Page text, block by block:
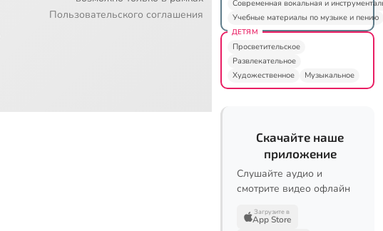
Пользовательского соглашения
Современная вокальная и
Учебные материалы по музыке и пению
ДЕТЯМ
Просветительское
Развлекательное
Художественное
Музыкальное
Скачайте наше
приложение
Слушайте аудио и
смотрите видео офлайн
Загрузите в
App Store